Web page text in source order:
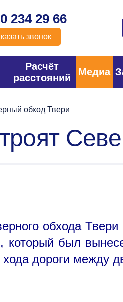
234 29 66
звонок
Расчёт
расстояний
Медиа
обход Твери
обхода Твери
был
дороги между